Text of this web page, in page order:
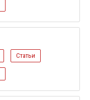
Статьи